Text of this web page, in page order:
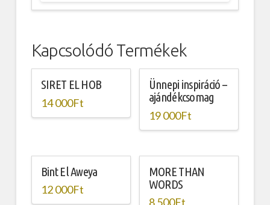
Kapcsolódó Termékek
SIRET EL HOB
14 000Ft
Ünnepi inspiráció –
ajándékcsomag
19 000Ft
Bint El Aweya
12 000Ft
MORE THAN
WORDS
8 500Ft